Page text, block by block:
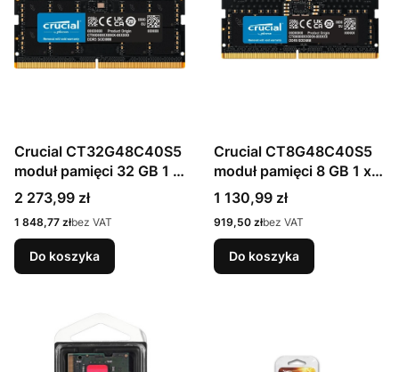
Crucial CT32G48C40S5
moduł pamięci 32 GB 1 x
32 GB DDR5 4800 MHz
Cena
2 273,99 zł
Cena
1 848,77 złbez VAT
Do koszyka
Crucial CT8G48C40S5
moduł pamięci 8 GB 1 x 8
GB DDR5 4800 MHz
Cena
1 130,99 zł
Cena
919,50 złbez VAT
Do koszyka